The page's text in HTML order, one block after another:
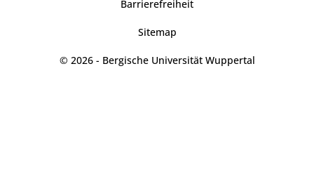
Barrierefreiheit
Sitemap
© 2026 - Bergische Universität Wuppertal